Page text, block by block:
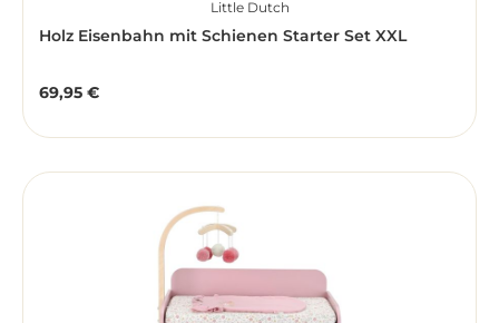
Little Dutch
Holz Eisenbahn mit Schienen Starter Set XXL
Regulärer Preis:
69,95 €